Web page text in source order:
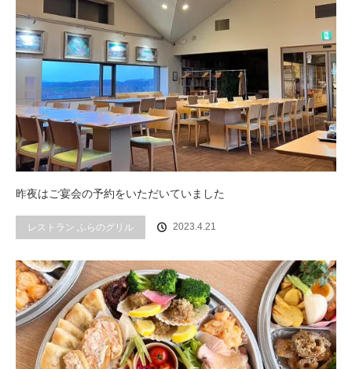
昨夜はご宴会の予約をいただいていました
レストラン ふらのグリル 2023.4.21